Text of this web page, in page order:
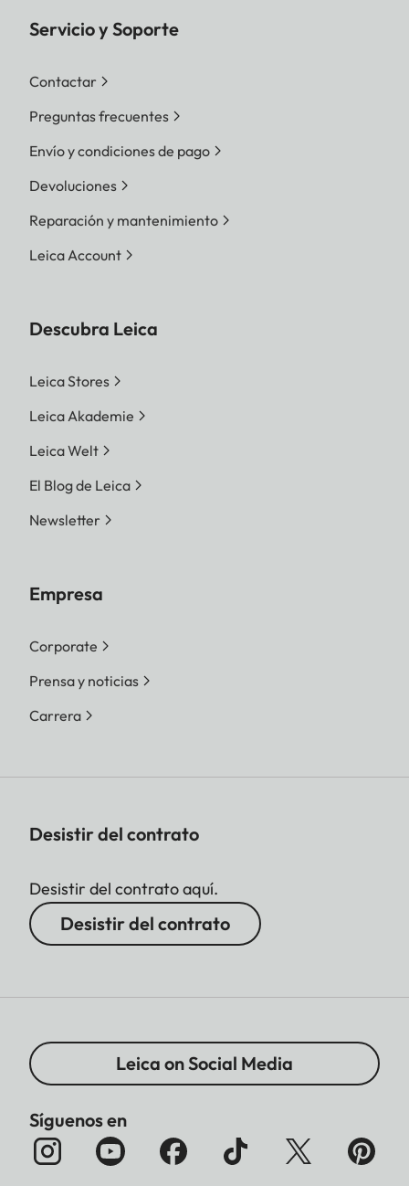
Servicio y Soporte
Contactar
Preguntas frecuentes
Envío y condiciones de pago
Devoluciones
Reparación y mantenimiento
Leica Account
Descubra Leica
Leica Stores
Leica Akademie
Leica Welt
El Blog de Leica
Newsletter
Empresa
Corporate
Prensa y noticias
Carrera
Desistir del contrato
Desistir del contrato aquí.
Desistir del contrato
Leica on Social Media
Síguenos en